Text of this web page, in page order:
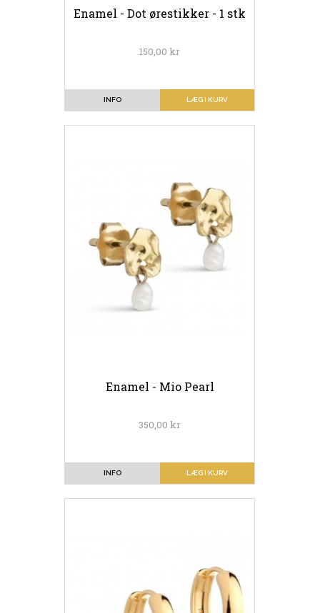
Enamel - Dot ørestikker - 1 stk
150,00 kr
LÆG I KURV
INFO
Enamel - Mio Pearl
350,00 kr
LÆG I KURV
INFO